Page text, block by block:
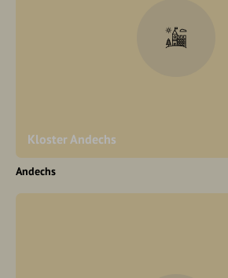
Kloster Andechs
Andechs